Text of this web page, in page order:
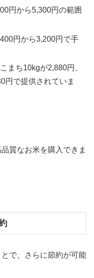
円から5,300円の範囲
円から3,200円で手
まち10kgが2,880円、
円で提供されていま
質なお米を購入できま
で、さらに節約が可能